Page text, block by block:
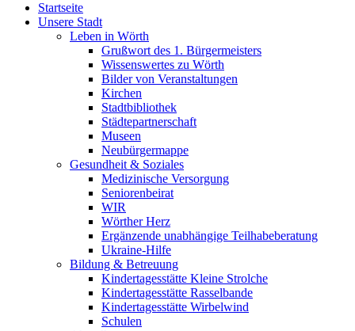
Startseite
Unsere Stadt
Leben in Wörth
Grußwort des 1. Bürgermeisters
Wissenswertes zu Wörth
Bilder von Veranstaltungen
Kirchen
Stadtbibliothek
Städtepartnerschaft
Museen
Neubürgermappe
Gesundheit & Soziales
Medizinische Versorgung
Seniorenbeirat
WIR
Wörther Herz
Ergänzende unabhängige Teilhabeberatung
Ukraine-Hilfe
Bildung & Betreuung
Kindertagesstätte Kleine Strolche
Kindertagesstätte Rasselbande
Kindertagesstätte Wirbelwind
Schulen